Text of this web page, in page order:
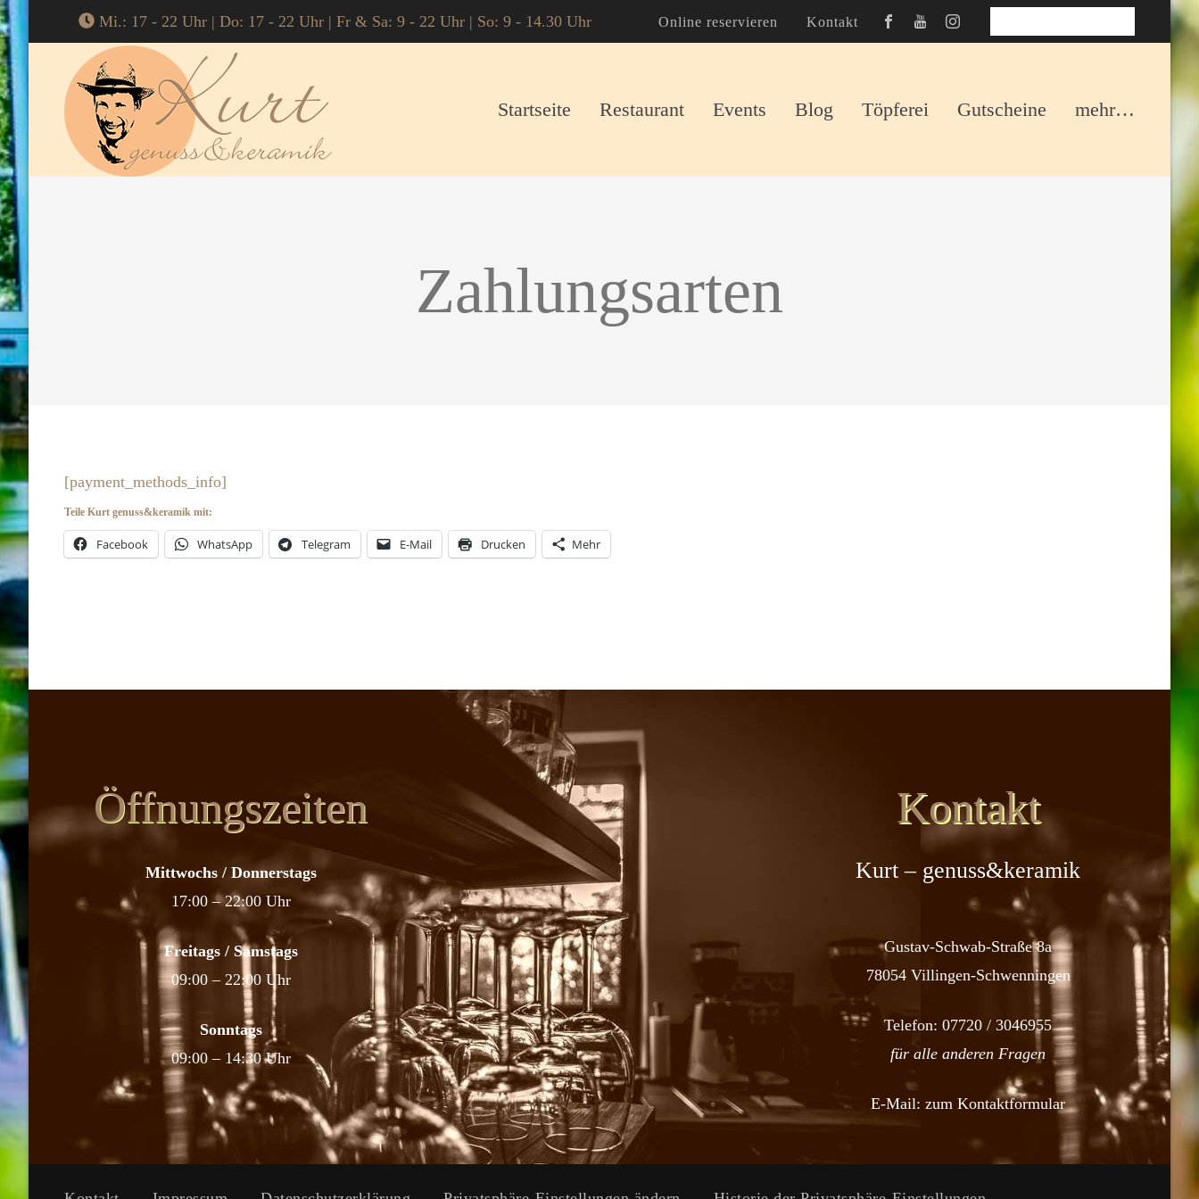
Mi.: 17 - 22 Uhr | Do: 17 - 22 Uhr | Fr & Sa: 9 - 22 Uhr | So: 9 - 14.30 Uhr Online reservieren Kontakt
Startseite Restaurant Events Blog Töpferei Gutscheine mehr…
Zahlungsarten
[payment_methods_info]
Teile Kurt genuss&keramik mit:
Facebook WhatsApp Telegram E-Mail Drucken Mehr
Öffnungszeiten
Mittwochs / Donnerstags
17:00 – 22:00 Uhr
Freitags / Samstags
09:00 – 22:00 Uhr
Sonntags
09:00 – 14:30 Uhr
Kontakt
Kurt – genuss&keramik
Gustav-Schwab-Straße 8a
78054 Villingen-Schwenningen
Telefon:07720 / 3046955
für alle anderen Fragen
E-Mail:zum Kontaktformular